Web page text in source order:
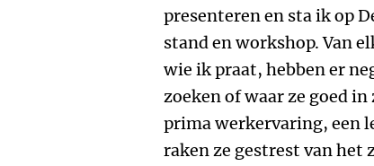
presenteren en sta ik op
stand en workshop. Van
wie ik praat, hebben er
zoeken of waar ze goed
prima werkervaring, een
raken ze gestrest van het